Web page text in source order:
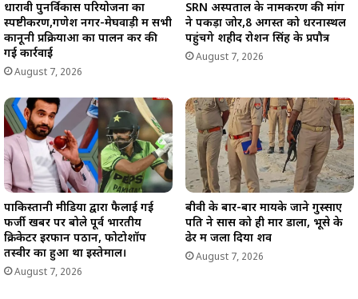
धारावी पुनर्विकास परियोजना का
स्पष्टीकरण,गणेश नगर-मेघवाड़ी में सभी
कानूनी प्रक्रियाओं का पालन कर की
गई कार्रवाई
August 7, 2026
SRN अस्पताल के नामकरण की मांग
ने पकड़ा जोर,8 अगस्त को धरनास्थल
पहुंचेंगे शहीद रोशन सिंह के प्रपौत्र
August 7, 2026
पाकिस्तानी मीडिया द्वारा फैलाई गई
फर्जी खबर पर बोले पूर्व भारतीय
क्रिकेटर इरफान पठान, फोटोशॉप
तस्वीर का हुआ था इस्तेमाल।
August 7, 2026
बीवी के बार-बार मायके जाने गुस्साए
पति ने सास को ही मार डाला, भूसे के
ढेर में जला दिया शव
August 7, 2026